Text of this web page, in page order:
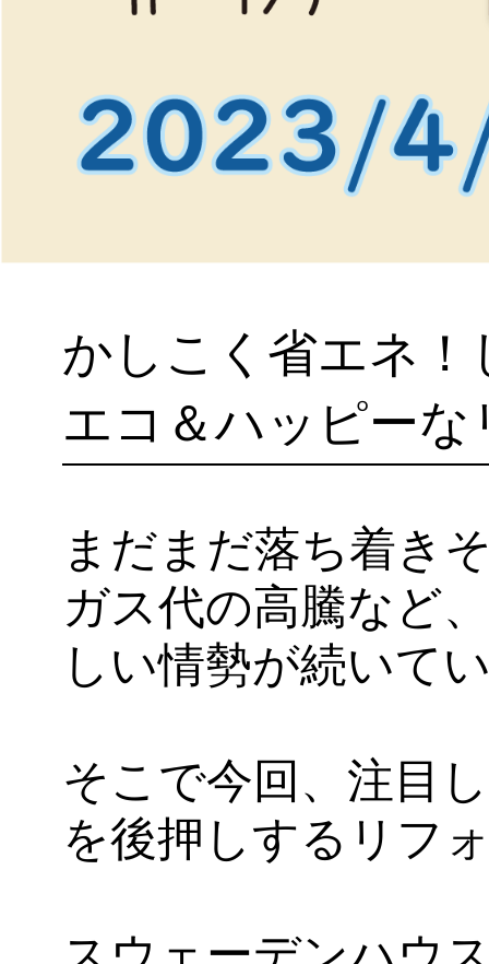
かしこく省エネ
エコ＆ハッピー
まだまだ落ち着き
ガス代の高騰など
しい情勢が続いて
そこで今回、注目
を後押しするリフ